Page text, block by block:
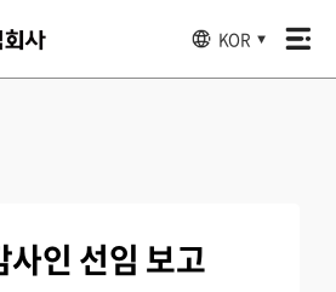
KOR ▼
사인 선임 보고